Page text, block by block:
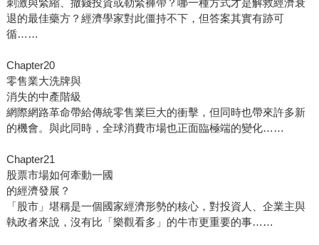
刺激與緊縮、撒錢投資或勒緊褲帶？哪一種方式才是解救經濟衰
退的最佳藥方？經濟學家對此僵持不下，但答案其實有跡可
循……
Chapter20
零售業大洗牌與
消失的中產階級
網際網路革命帶給傳統零售業巨大的衝擊，但同時也帶來許多新
的機會。與此同時，全球消費市場也正面臨極端的變化……
Chapter21
股票市場如何牽動一國
的經濟發展？
「股市」堪稱是一個國家經濟形勢的核心，對投資人、企業主與
執政者來說，沒有比「樂觀看多」的牛市更重要的事……